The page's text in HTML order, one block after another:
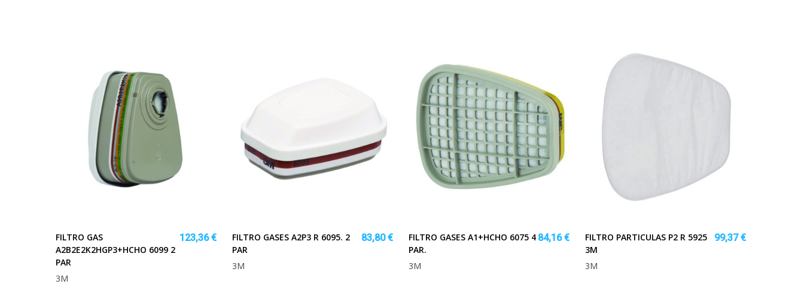
FILTRO GAS
A2B2E2K2HGP3+HCHO 6099 2
PAR
123,36 €
3M
FILTRO GASES A2P3 R 6095. 2
PAR
83,80 €
3M
FILTRO GASES A1+HCHO 6075 4
PAR.
84,16 €
3M
FILTRO PARTICULAS P2 R 5925
3M
99,37 €
3M